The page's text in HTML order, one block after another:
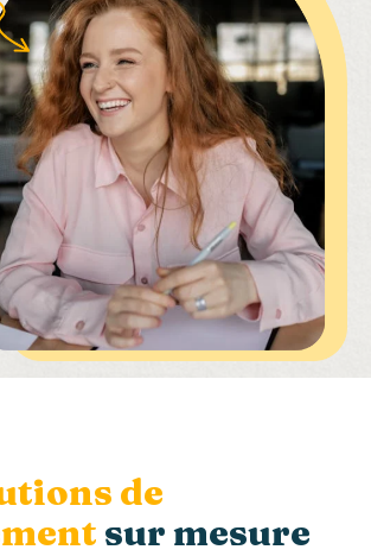
de
sur mesure